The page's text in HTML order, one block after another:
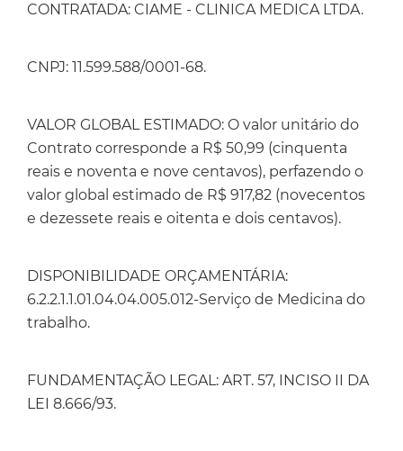
CONTRATADA: CIAME - CLINICA MEDICA LTDA.
CNPJ: 11.599.588/0001-68.
VALOR GLOBAL ESTIMADO: O valor unitário do
Contrato corresponde a R$ 50,99 (cinquenta
reais e noventa e nove centavos), perfazendo o
valor global estimado de R$ 917,82 (novecentos
e dezessete reais e oitenta e dois centavos).
DISPONIBILIDADE ORÇAMENTÁRIA:
6.2.2.1.1.01.04.04.005.012-Serviço de Medicina do
trabalho.
FUNDAMENTAÇÃO LEGAL: ART. 57, INCISO II DA
LEI 8.666/93.